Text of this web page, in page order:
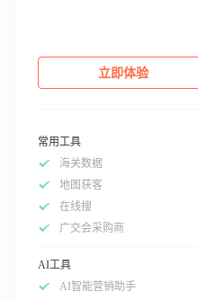
立即体验
常用工具
海关数据
地图获客
在线搜
广交会采购商
AI工具
AI智能营销助手